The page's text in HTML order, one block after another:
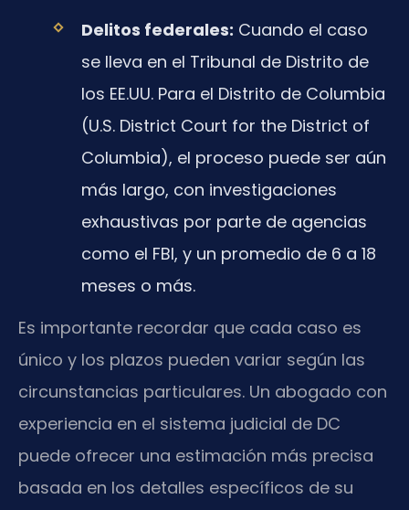
Delitos federales: Cuando el caso
se lleva en el Tribunal de Distrito de
los EE.UU. Para el Distrito de Columbia
(U.S. District Court for the District of
Columbia), el proceso puede ser aún
más largo, con investigaciones
exhaustivas por parte de agencias
como el FBI, y un promedio de 6 a 18
meses o más.
Es importante recordar que cada caso es
único y los plazos pueden variar según las
circunstancias particulares. Un abogado con
experiencia en el sistema judicial de DC
puede ofrecer una estimación más precisa
basada en los detalles específicos de su